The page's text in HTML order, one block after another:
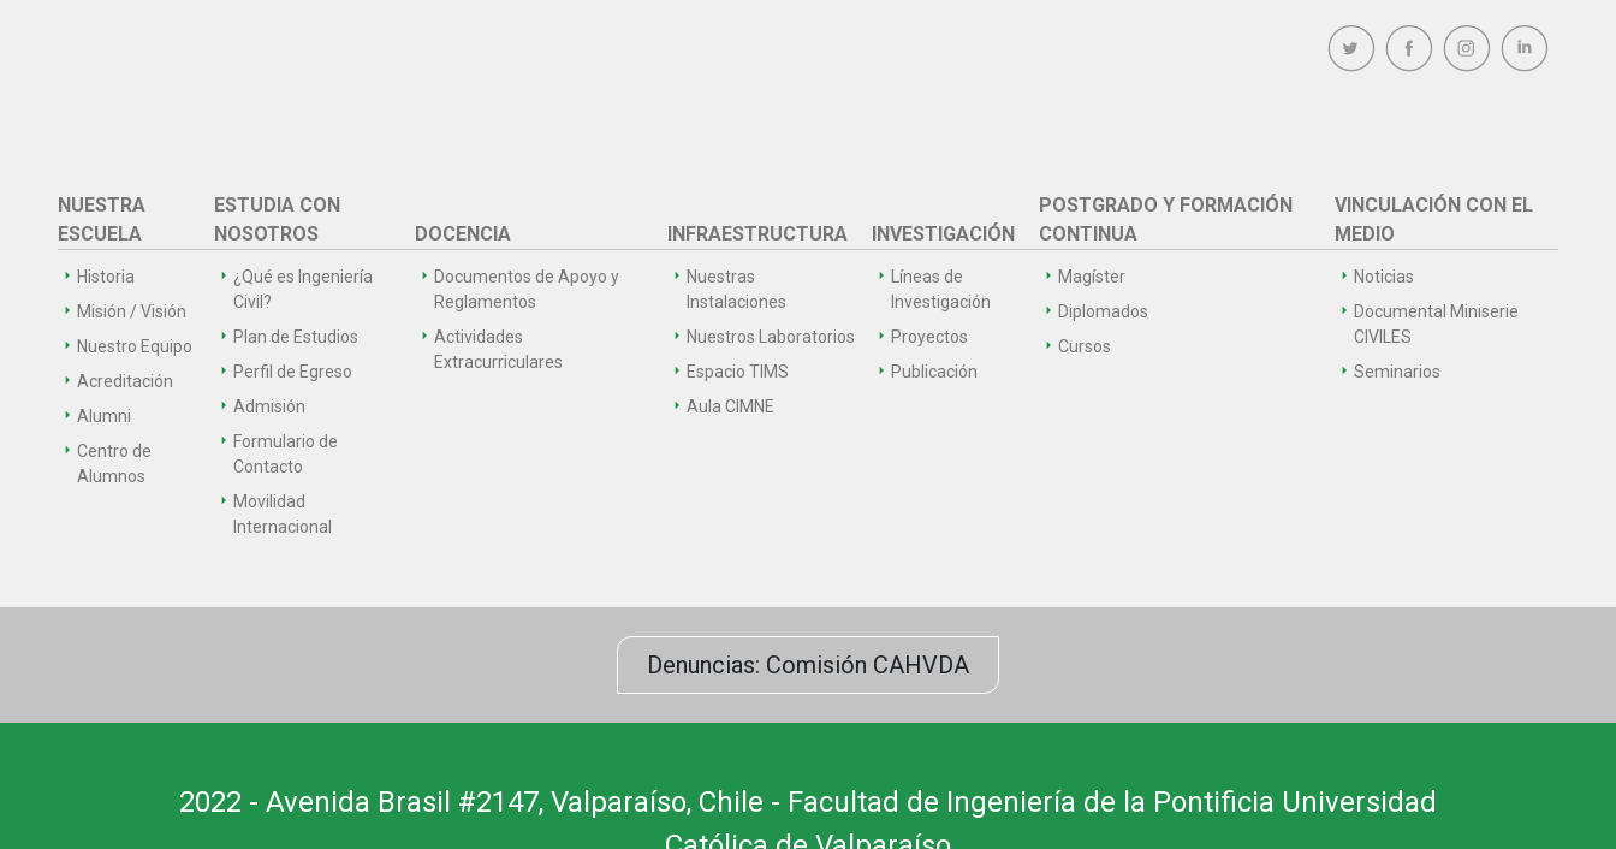
NUESTRA
ESCUELA
Historia
Misión / Visión
Nuestro Equipo
Acreditación
Alumni
Centro de
Alumnos
ESTUDIA CON
NOSOTROS
¿Qué es Ingeniería
Civil?
Plan de Estudios
Perfil de Egreso
Admisión
Formulario de
Contacto
Movilidad
Internacional
DOCENCIA
Documentos de Apoyo y
Reglamentos
Actividades
Extracurriculares
INFRAESTRUCTURA
Nuestras
Instalaciones
Nuestros Laboratorios
Espacio TIMS
Aula CIMNE
INVESTIGACIÓN
Líneas de
Investigación
Proyectos
Publicación
POSTGRADO Y FORMACIÓN
CONTINUA
Magíster
Diplomados
Cursos
VINCULACIÓN CON EL
MEDIO
Noticias
Documental Miniserie
CIVILES
Seminarios
Denuncias: Comisión CAHVDA
2022 - Avenida Brasil #2147, Valparaíso, Chile - Facultad de Ingeniería de la Pontificia Universidad